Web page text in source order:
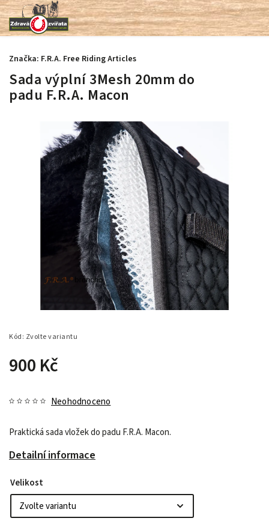
Sada výplní 3Mesh 20mm do
padu F.R.A. Macon
Kód: Zvolte variantu
900 Kč
Neohodnoceno
Praktická sada vložek do padu F.R.A. Macon.
Detailní informace
Značka: F.R.A. Free Riding Articles
Velikost